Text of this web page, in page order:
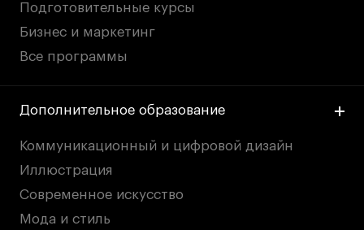
Подготовительные курсы
Бизнес и маркетинг
Все программы
Дополнительное образование
Коммуникационный и цифровой дизайн
Иллюстрация
Современное искусство
Мода и стиль